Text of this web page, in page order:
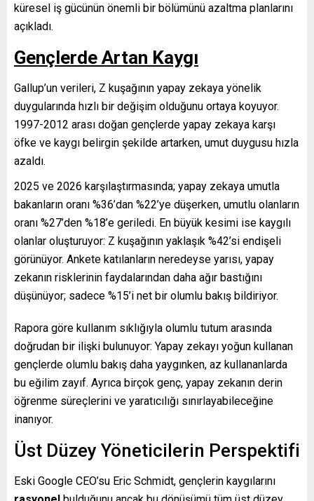
küresel iş gücünün önemli bir bölümünü azaltma planlarını
açıkladı.
Gençlerde Artan Kaygı
Gallup’un verileri, Z kuşağının yapay zekaya yönelik
duygularında hızlı bir değişim olduğunu ortaya koyuyor.
1997-2012 arası doğan gençlerde yapay zekaya karşı
öfke ve kaygı belirgin şekilde artarken, umut duygusu hızla
azaldı.
2025 ve 2026 karşılaştırmasında; yapay zekaya umutla
bakanların oranı %36’dan %22’ye düşerken, umutlu olanların
oranı %27’den %18’e geriledi. En büyük kesimi ise kaygılı
olanlar oluşturuyor: Z kuşağının yaklaşık %42’si endişeli
görünüyor. Ankete katılanların neredeyse yarısı, yapay
zekanın risklerinin faydalarından daha ağır bastığını
düşünüyor; sadece %15’i net bir olumlu bakış bildiriyor.
Rapora göre kullanım sıklığıyla olumlu tutum arasında
doğrudan bir ilişki bulunuyor: Yapay zekayı yoğun kullanan
gençlerde olumlu bakış daha yaygınken, az kullananlarda
bu eğilim zayıf. Ayrıca birçok genç, yapay zekanın derin
öğrenme süreçlerini ve yaratıcılığı sınırlayabileceğine
inanıyor.
Üst Düzey Yöneticilerin Perspektifi
Eski Google CEO’su Eric Schmidt, gençlerin kaygılarını